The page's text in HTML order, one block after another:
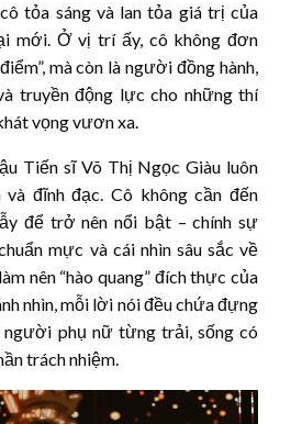
tỏa sáng và lan tỏa giá trị của
mới. Ở vị trí ấy, cô không đơn
mà còn là người đồng hành,
truyền động lực cho những thí
vọng vươn xa.
Tiến sĩ Võ Thị Ngọc Giàu luôn
đĩnh đạc. Cô không cần đến
để trở nên nổi bật – chính sự
mực và cái nhìn sâu sắc về
nên “hào quang” đích thực của
nhìn, mỗi lời nói đều chứa đựng
người phụ nữ từng trải, sống có
trách nhiệm.